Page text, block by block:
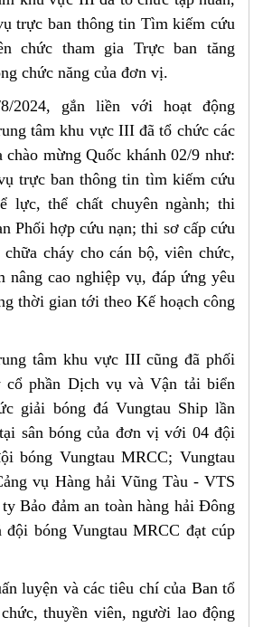
trực ban thông tin Tìm kiếm cứu
chức tham gia Trực ban tăng
chức năng của đơn vị.
2024, gắn liền với hoạt động
tâm khu vực III đã tổ chức các
chào mừng Quốc khánh 02/9 như:
trực ban thông tin tìm kiếm cứu
lực, thể chất chuyên ngành; thi
Phối hợp cứu nạn; thi sơ cấp cứu
cháy cho cán bộ, viên chức,
nâng cao nghiệp vụ, đáp ứng yêu
thời gian tới theo Kế hoạch công
tâm khu vực III cũng đã phối
phần Dịch vụ và Vận tải biển
giải bóng đá Vungtau Ship lần
sân bóng của đơn vị với 04 đội
bóng Vungtau MRCC; Vungtau
vụ Hàng hải Vũng Tàu - VTS
Bảo đảm an toàn hàng hải Đông
đội bóng Vungtau MRCC đạt cúp
luyện và các tiêu chí của Ban tổ
thuyền viên, người lao động